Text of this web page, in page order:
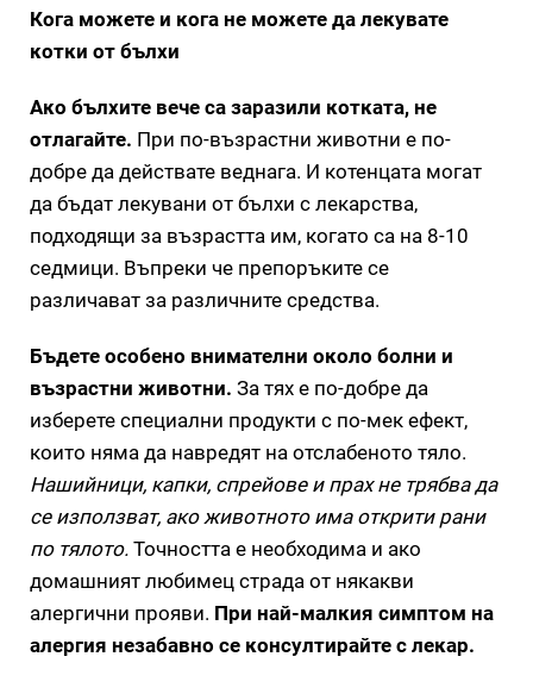
Кога можете и кога не можете да лекувате
котки от бълхи
Ако бълхите вече са заразили котката, не
отлагайте. При по-възрастни животни е по-
добре да действате веднага. И котенцата могат
да бъдат лекувани от бълхи с лекарства,
подходящи за възрастта им, когато са на 8-10
седмици. Въпреки че препоръките се
различават за различните средства.
Бъдете особено внимателни около болни и
възрастни животни. За тях е по-добре да
изберете специални продукти с по-мек ефект,
които няма да навредят на отслабеното тяло.
Нашийници, капки, спрейове и прах не трябва да
се използват, ако животното има открити рани
по тялото. Точността е необходима и ако
домашният любимец страда от някакви
алергични прояви. При най-малкия симптом на
алергия незабавно се консултирайте с лекар.